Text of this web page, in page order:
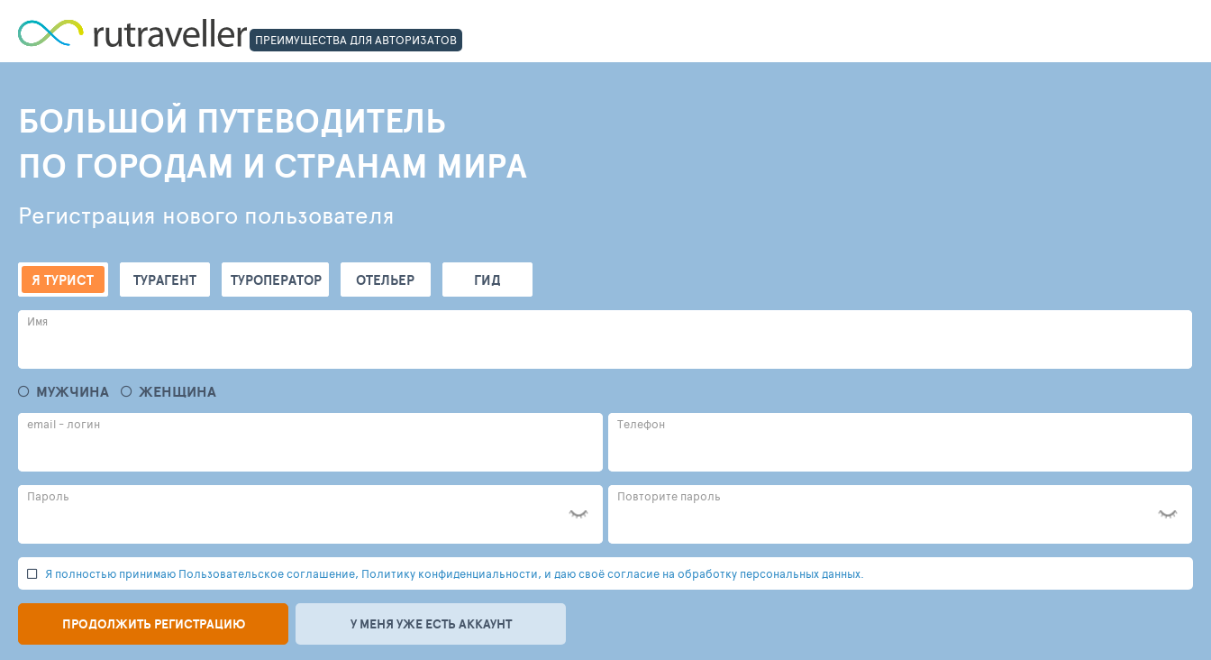
ПРЕИМУЩЕСТВА ДЛЯ АВТОРИЗАТОВ
БОЛЬШОЙ ПУТЕВОДИТЕЛЬ
ПО ГОРОДАМ И СТРАНАМ МИРА
Регистрация нового пользователя
Я ТУРИСТ ТУРАГЕНТ ТУРОПЕРАТОР ОТЕЛЬЕР ГИД
Имя
МУЖЧИНА ЖЕНЩИНА
email - логин Телефон
Пароль Повторите пароль
Я полностью принимаю Пользовательское соглашение, Политику конфиденциальности, и даю своё согласие на обработку персональных данных.
ПРОДОЛЖИТЬ РЕГИСТРАЦИЮ У МЕНЯ УЖЕ ЕСТЬ АККАУНТ